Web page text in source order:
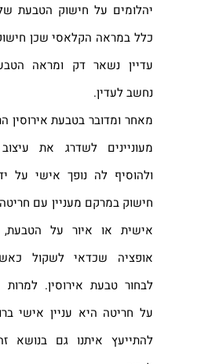
יהלומים על חישוק הטבעת
כלל במראה הקלאסי שכן
עדיין נשאר דק ומראה
נחשב לעדין.
מאחר ומדובר בטבעת אירוסין
מעוניינים לשדרג את
ולהוסיף לה נופך אישי על
חישוק במרקם מעניין עם
אישית או איור על הטבעת,
אופציה שכדאי לשקול
לבחור טבעת אירוסין.
על חריטה היא עניין אישי
להתייעץ איתנו גם בנושא